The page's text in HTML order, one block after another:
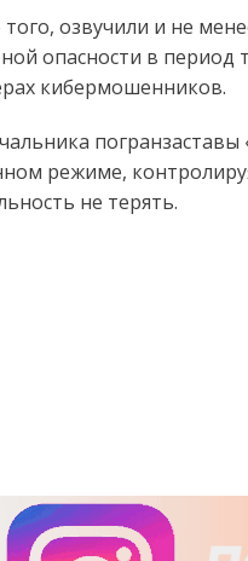
озвучили и не
опасности в период
кибермошенников.
режиме,
не терять.